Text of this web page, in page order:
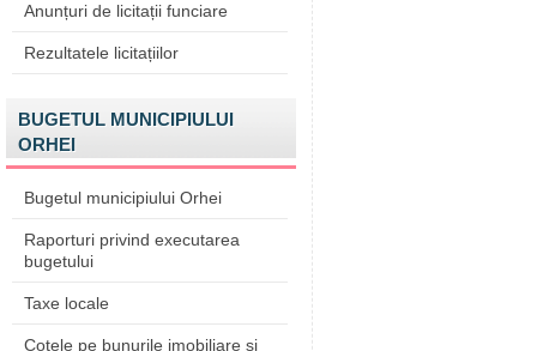
Anunțuri de licitații funciare
Rezultatele licitațiilor
BUGETUL MUNICIPIULUI
ORHEI
Bugetul municipiului Orhei
Raporturi privind executarea
bugetului
Taxe locale
Cotele pe bunurile imobiliare și